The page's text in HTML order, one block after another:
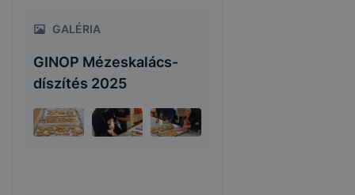
GALÉRIA
GINOP Mézeskalács-
díszítés 2025